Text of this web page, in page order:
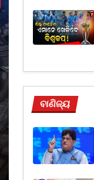
ବାଣିଜ୍ୟ